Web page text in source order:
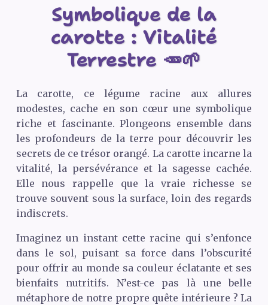
Symbolique de la
carotte : Vitalité
Terrestre 🥕🌱
La carotte, ce légume racine aux allures
modestes, cache en son cœur une symbolique
riche et fascinante. Plongeons ensemble dans
les profondeurs de la terre pour découvrir les
secrets de ce trésor orangé. La carotte incarne la
vitalité, la persévérance et la sagesse cachée.
Elle nous rappelle que la vraie richesse se
trouve souvent sous la surface, loin des regards
indiscrets.
Imaginez un instant cette racine qui s’enfonce
dans le sol, puisant sa force dans l’obscurité
pour offrir au monde sa couleur éclatante et ses
bienfaits nutritifs. N’est-ce pas là une belle
métaphore de notre propre quête intérieure ? La